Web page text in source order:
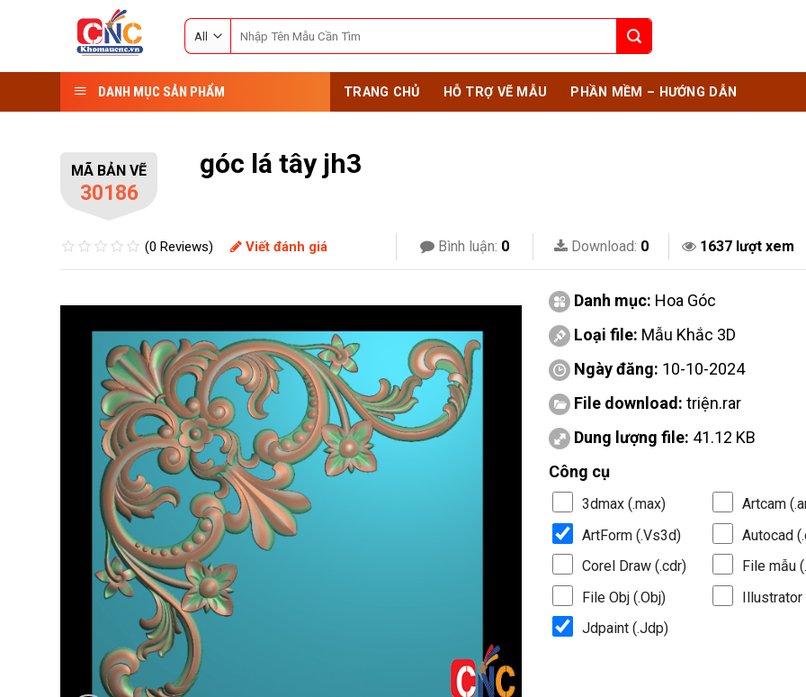
for:
DANH MỤC SẢN PHẨM TRANG CHỦ HỖ TRỢ VẼ MẪU PHẦN MỀM – HƯỚNG DẪN
MÃ BẢN VẼ
30186
góc lá tây jh3
(0 Reviews) Viết đánh giá Bình luận: 0 Download: 0 1637 lượt xem
Danh mục: Hoa Góc
Loại file: Mẫu Khắc 3D
Ngày đăng: 10-10-2024
File download: triện.rar
Dung lượng file: 41.12 KB
Công cụ
3dmax (.max)
Artcam
ArtForm (.Vs3d)
Autocad
Corel Draw (.cdr)
File mẫu
File Obj (.Obj)
Illustrator
Jdpaint (.Jdp)